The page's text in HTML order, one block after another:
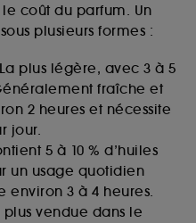
coût du parfum. Un
plusieurs formes :
plus légère, avec 3 à 5
fraîche et
2 heures et nécessite
jour.
5 à 10 % d’huiles
un usage quotidien
environ 3 à 4 heures.
plus vendue dans le